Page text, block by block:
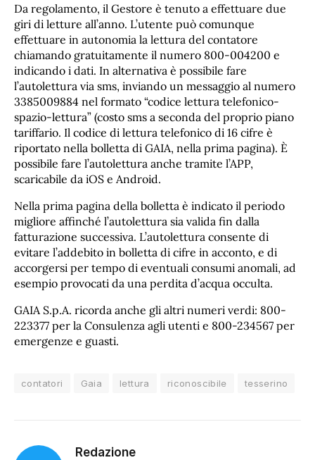
Da regolamento, il Gestore è tenuto a effettuare due
giri di letture all’anno. L’utente può comunque
effettuare in autonomia la lettura del contatore
chiamando gratuitamente il numero 800-004200 e
indicando i dati. In alternativa è possibile fare
l’autolettura via sms, inviando un messaggio al numero
3385009884 nel formato “codice lettura telefonico-
spazio-lettura” (costo sms a seconda del proprio piano
tariffario. Il codice di lettura telefonico di 16 cifre è
riportato nella bolletta di GAIA, nella prima pagina). È
possibile fare l’autolettura anche tramite l’APP,
scaricabile da iOS e Android.
Nella prima pagina della bolletta è indicato il periodo
migliore affinché l’autolettura sia valida fin dalla
fatturazione successiva. L’autolettura consente di
evitare l’addebito in bolletta di cifre in acconto, e di
accorgersi per tempo di eventuali consumi anomali, ad
esempio provocati da una perdita d’acqua occulta.
GAIA S.p.A. ricorda anche gli altri numeri verdi: 800-
223377 per la Consulenza agli utenti e 800-234567 per
emergenze e guasti.
contatori Gaia lettura riconoscibile tesserino
Redazione